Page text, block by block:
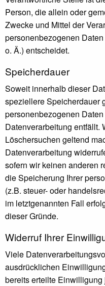
Person, die allein oder
Zwecke und Mittel der
personenbezogenen
o. Ä.) entscheidet.
Speicherdauer
Soweit innerhalb dieser
speziellere Speicherdauer
personenbezogenen
Datenverarbeitung entfällt.
Löschersuchen geltend
Datenverarbeitung
sofern wir keinen anderen
die Speicherung Ihrer
(z.B. steuer- oder
im letztgenannten Fall
dieser Gründe.
Widerruf Ihrer
Viele
ausdrücklichen
bereits erteilte